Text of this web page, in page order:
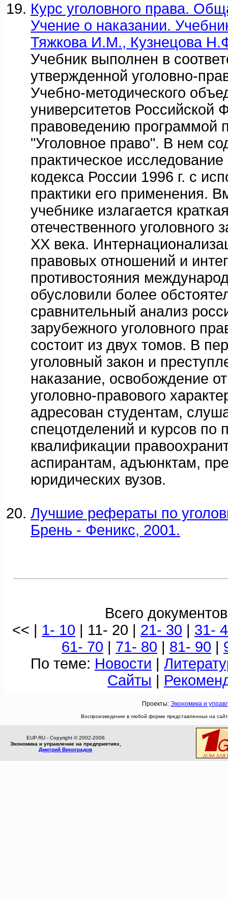
Курс уголовного права.
Учение о наказании.
Тяжкова И.М., Кузнецова
Учебник выполнен в
утвержденной уголовно-
Учебно-методического
университетов Российской
правоведению программой
"Уголовное право". В нем
практическое исследование
кодекса России 1996 г. с
практики его применения.
учебнике излагается
отечественного уголовного
XX века.
правовых отношений и
противостояния
обусловили более
сравнительный анализ
зарубежного уголовного
состоит из двух томов. В
уголовный закон и
наказание, освобождение
уголовно-правового
адресован студентам,
спецотделений и курсов
квалификации
аспирантам, адъюнктам,
юридических вузов.
Лучшие рефераты по
Брень - Феникс, 2001.
Всего
<< | 1- 10 | 11- 20 | 21- 30 | 31-
61- 70 | 71- 80 | 81- 90 |
По теме: Новости |
Сайты |
Проекты: Экономика и
Воспроизведение в любой форме представленных на
EUP.RU - Copyright © 2002-2006
Экономика и управление на предприятиях,
Дмитрий Виноградов